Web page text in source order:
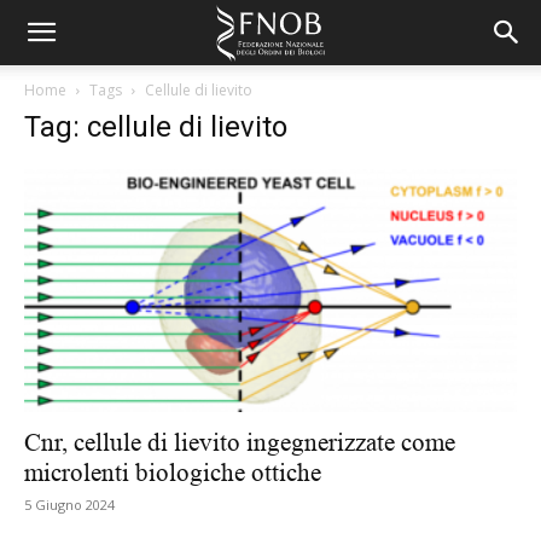
Home Tags Cellule di lievito
Tag: cellule di lievito
Cnr, cellule di lievito ingegnerizzate come
microlenti biologiche ottiche
5 Giugno 2024